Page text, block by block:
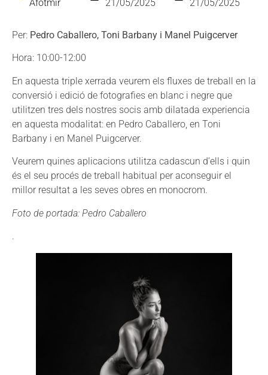
Afotmir
21/05/2025
21/05/2025
Per: Pedro Caballero, Toni Barbany i Manel Puigcerver
Hora: 10:00-12:00
En aquesta triple xerrada veurem els fluxes de treball en la
conversió i edició de fotografies en blanc i negre que
utilitzen tres dels nostres socis amb dilatada experiencia
en aquesta modalitat: en Pedro Caballero, en Toni
Barbany i en Manel Puigcerver.
Veurem quines aplicacions utilitza cadascun d’ells i quin
és el seu procés de treball habitual per aconseguir el
millor resultat a les seves obres en monocrom.
Foto de portada: Pedro Caballero
.